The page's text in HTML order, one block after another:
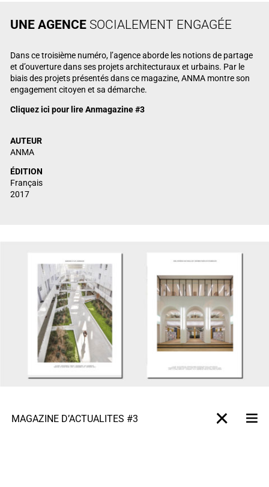
MAGAZINE D’ACTUALITÉS #3 X-projet
UNE AGENCE SOCIALEMENT ENGAGÉE
Dans ce troisième numéro, l’agence aborde les notions de partage
et d’ouverture dans ses projets architecturaux et urbains. Par le
biais des projets présentés dans ce magazine, ANMA montre son
engagement citoyen et sa démarche.
Cliquez ici pour lire Anmagazine #3
AUTEUR
ANMA
ÉDITION
Français
2017